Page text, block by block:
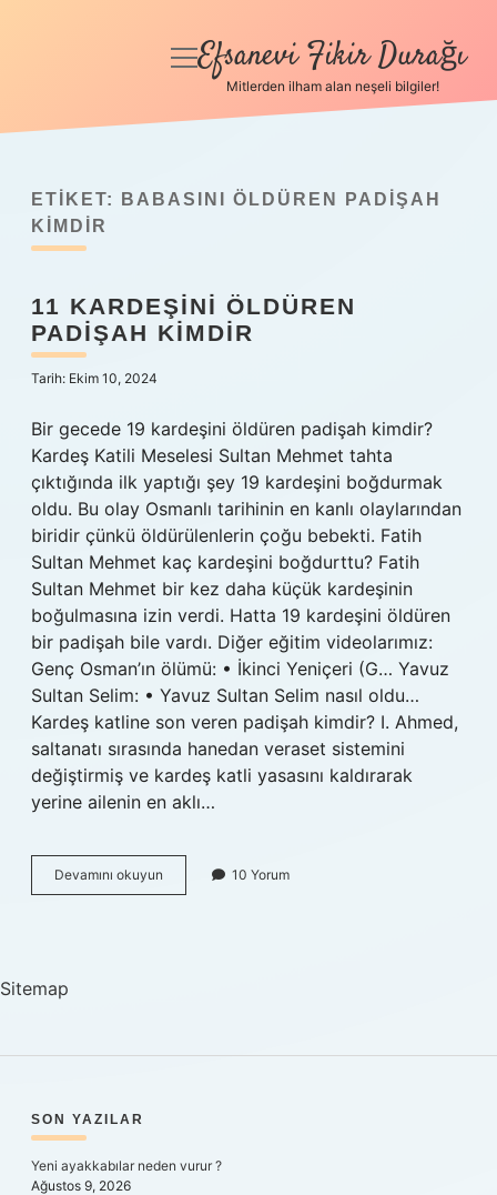
Anasayfa
Yasal Uyarı
menüyü
Efsanevi Fikir Durağı
Mitlerden ilham alan neşeli bilgiler!
ETIKET:
BABASINI ÖLDÜREN PADIŞAH
KIMDIR
11 KARDEŞINI ÖLDÜREN
PADIŞAH KIMDIR
Tarih: Ekim 10, 2024
Bir gecede 19 kardeşini öldüren padişah kimdir?
Kardeş Katili Meselesi Sultan Mehmet tahta
çıktığında ilk yaptığı şey 19 kardeşini boğdurmak
oldu. Bu olay Osmanlı tarihinin en kanlı olaylarından
biridir çünkü öldürülenlerin çoğu bebekti. Fatih
Sultan Mehmet kaç kardeşini boğdurttu? Fatih
Sultan Mehmet bir kez daha küçük kardeşinin
boğulmasına izin verdi. Hatta 19 kardeşini öldüren
bir padişah bile vardı. Diğer eğitim videolarımız:
Genç Osman’ın ölümü: • İkinci Yeniçeri (G… Yavuz
Sultan Selim: • Yavuz Sultan Selim nasıl oldu…
Kardeş katline son veren padişah kimdir? I. Ahmed,
saltanatı sırasında hanedan veraset sistemini
değiştirmiş ve kardeş katli yasasını kaldırarak
yerine ailenin en aklı…
Devamını okuyun
Kardeşini
10 Yorum
Sitemap
SIDEBAR
SON YAZILAR
Yeni ayakkabılar neden vurur ?
Ağustos 9, 2026